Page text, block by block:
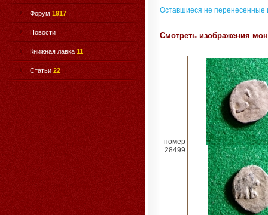
Форум 1917
Новости
Книжная лавка 11
Статьи 22
Оставшиеся не перенесенные
Смотреть изображения
номер
28499